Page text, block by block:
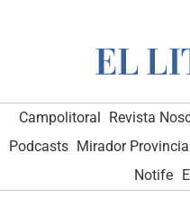
Campolitoral Revista
Podcasts Mirador Provincial
Notife